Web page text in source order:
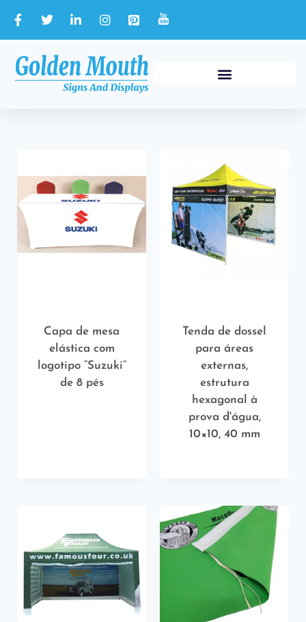
Capa de mesa
elástica com
logotipo “Suzuki”
de 8 pés
Tenda de dossel
para áreas
externas,
estrutura
hexagonal à
prova d'água,
10×10, 40 mm